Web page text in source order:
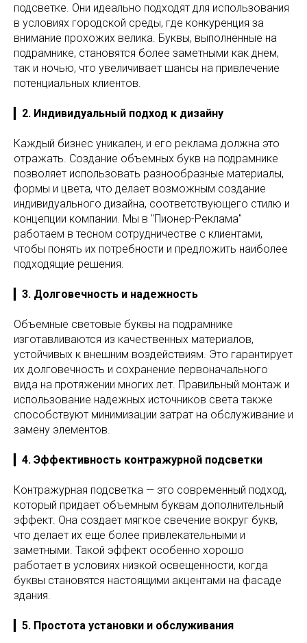
подсветке. Они идеально подходят для использования
в условиях городской среды, где конкуренция за
внимание прохожих велика. Буквы, выполненные на
подрамнике, становятся более заметными как днем,
так и ночью, что увеличивает шансы на привлечение
потенциальных клиентов.
2. Индивидуальный подход к дизайну
Каждый бизнес уникален, и его реклама должна это
отражать. Создание объемных букв на подрамнике
позволяет использовать разнообразные материалы,
формы и цвета, что делает возможным создание
индивидуального дизайна, соответствующего стилю и
концепции компании. Мы в "Пионер-Реклама"
работаем в тесном сотрудничестве с клиентами,
чтобы понять их потребности и предложить наиболее
подходящие решения.
3. Долговечность и надежность
Объемные световые буквы на подрамнике
изготавливаются из качественных материалов,
устойчивых к внешним воздействиям. Это гарантирует
их долговечность и сохранение первоначального
вида на протяжении многих лет. Правильный монтаж и
использование надежных источников света также
способствуют минимизации затрат на обслуживание и
замену элементов.
4. Эффективность контражурной подсветки
Контражурная подсветка — это современный подход,
который придает объемным буквам дополнительный
эффект. Она создает мягкое свечение вокруг букв,
что делает их еще более привлекательными и
заметными. Такой эффект особенно хорошо
работает в условиях низкой освещенности, когда
буквы становятся настоящими акцентами на фасаде
здания.
5. Простота установки и обслуживания